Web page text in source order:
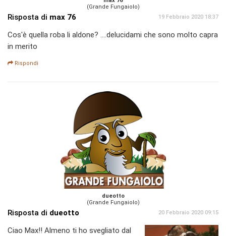
(Grande Fungaiolo)
Risposta di max 76 19 Febbraio 2020 18:37
Cos'è quella roba li aldone? ....delucidami che sono molto capra
in merito
Rispondi
dueotto
(Grande Fungaiolo)
Risposta di dueotto 20 Febbraio 2020 09:15
Ciao Max!! Almeno ti ho svegliato dal